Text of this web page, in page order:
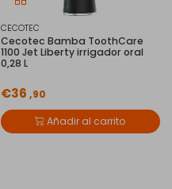
CECOTEC
Cecotec Bamba ToothCare
1100 Jet Liberty irrigador oral
0,28 L
€36 ,90
Añadir al carrito